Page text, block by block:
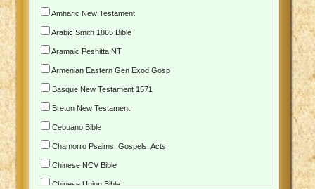
Amharic New Testament
Arabic Smith 1865 Bible
Aramaic Peshitta NT
Armenian Eastern Gen Exod Gosp
Basque New Testament 1571
Breton New Testament
Cebuano Bible
Chamorro Psalms, Gospels, Acts
Chinese NCV Bible
Chinese Union Bible